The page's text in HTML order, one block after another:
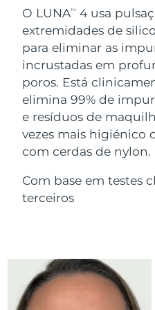
O LUNATM 4 usa
extremidades de
para eliminar as
incrustadas em
poros. Está
elimina 99% de
e resíduos de
vezes mais higiénico
com cerdas de nylon.
Com base em testes
terceiros
Advanced
For healthy
issa™
18% PAP
Cosméticos
Comprar todos
FOREO APP
Israel
Itália
Japão
Jersey
Kuwait
Líbano
Lituânia